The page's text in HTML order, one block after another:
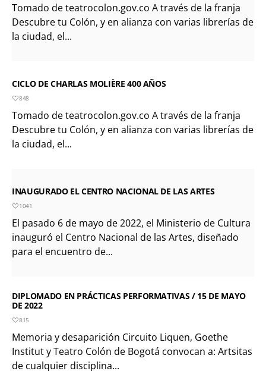
Tomado de teatrocolon.gov.co A través de la franja
Descubre tu Colón, y en alianza con varias librerías de
la ciudad, el...
CICLO DE CHARLAS MOLIÈRE 400 AÑOS
848
Tomado de teatrocolon.gov.co A través de la franja
Descubre tu Colón, y en alianza con varias librerías de
la ciudad, el...
INAUGURADO EL CENTRO NACIONAL DE LAS ARTES
1041
El pasado 6 de mayo de 2022, el Ministerio de Cultura
inauguró el Centro Nacional de las Artes, diseñado
para el encuentro de...
DIPLOMADO EN PRÁCTICAS PERFORMATIVAS / 15 DE MAYO
DE 2022
815
Memoria y desaparición Circuito Liquen, Goethe
Institut y Teatro Colón de Bogotá convocan a: Artsitas
de cualquier disciplina...